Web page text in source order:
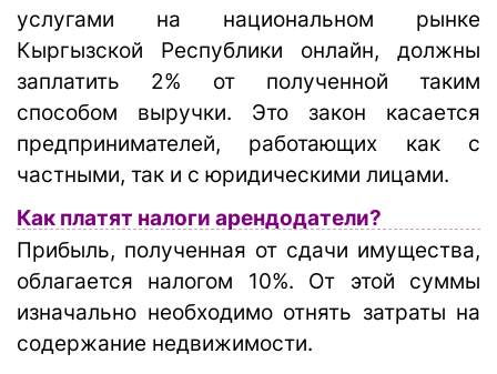
услугами на национальном рынке
Кыргызской Республики онлайн, должны
заплатить 2% от полученной таким
способом выручки. Это закон касается
предпринимателей, работающих как с
частными, так и с юридическими лицами.
Как платят налоги арендодатели?
Прибыль, полученная от сдачи имущества,
облагается налогом 10%. От этой суммы
изначально необходимо отнять затраты на
содержание недвижимости.